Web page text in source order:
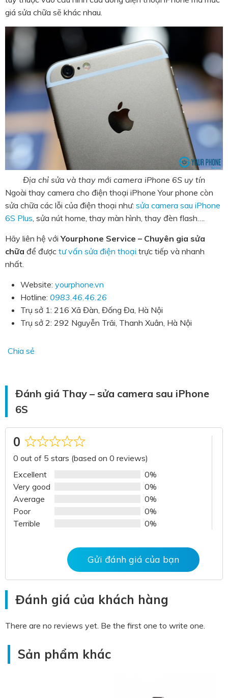
giá sửa chữa sẽ khác nhau.
Địa chỉ sửa và thay mới camera iPhone 6S uy tín
Ngoài thay camera cho điện thoại iPhone Your phone còn
sửa chữa các lỗi của điện thoại như: sửa camera sau iPhone
6S Plus , sửa nút home, thay màn hình, thay đèn flash….
Hãy liên hệ vớiYourphone Service – Chuyên gia sửa
chữa để được tư vấn sửa điện thoại trực tiếp và nhanh
nhất.
Website: yourphone.vn
Hotline: 0983.46.46.26
Trụ sở 1: 216 Xã Đàn, Đống Đa, Hà Nội
Trụ sở 2: 292 Nguyễn Trãi, Thanh Xuân, Hà Nội
Chia sẻ
Đánh giá Thay – sửa camera sau iPhone
6S
0
Rated
0
out
of
5
0 out of 5 stars (based on 0 reviews)
Excellent
0%
Very good
0%
Average
0%
Poor
0%
Terrible
0%
Gửi đánh giá của bạn
Đánh giá của khách hàng
There are no reviews yet. Be the first one to write one.
Sản phẩm khác